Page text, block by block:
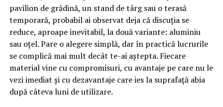
pavilion de grădină, un stand de târg sau o terasă
temporară, probabil ai observat deja că discuția se
reduce, aproape inevitabil, la două variante: aluminiu
sau oțel. Pare o alegere simplă, dar în practică lucrurile
se complică mai mult decât te-ai aștepta. Fiecare
material vine cu compromisuri, cu avantaje pe care nu le
vezi imediat și cu dezavantaje care ies la suprafață abia
după câteva luni de utilizare.